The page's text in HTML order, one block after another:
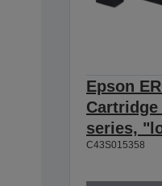
Epson
Cartridge
series,
C43S015358